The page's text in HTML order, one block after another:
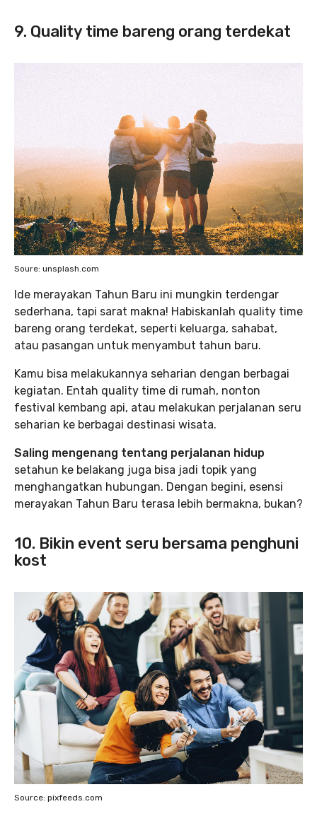
9. Quality time bareng orang terdekat
Soure: unsplash.com
Ide merayakan Tahun Baru ini mungkin terdengar
sederhana, tapi sarat makna! Habiskanlah quality time
bareng orang terdekat, seperti keluarga, sahabat,
atau pasangan untuk menyambut tahun baru.
Kamu bisa melakukannya seharian dengan berbagai
kegiatan. Entah quality time di rumah, nonton
festival kembang api, atau melakukan perjalanan seru
seharian ke berbagai destinasi wisata.
Saling mengenang tentang perjalanan hidup
setahun ke belakang juga bisa jadi topik yang
menghangatkan hubungan. Dengan begini, esensi
merayakan Tahun Baru terasa lebih bermakna, bukan?
10. Bikin event seru bersama penghuni
kost
Source: pixfeeds.com